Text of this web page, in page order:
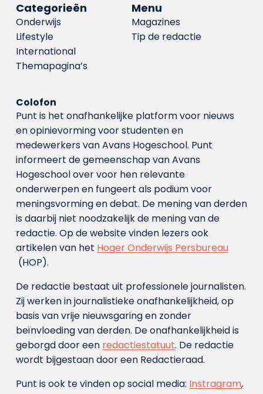
Menu
Magazines
Tip de redactie
Categorieën
Onderwijs
Lifestyle
International
Themapagina’s
Colofon
Punt is het onafhankelijke platform voor nieuws
en opinievorming voor studenten en
medewerkers van Avans Hoge­school. Punt
informeert de gemeenschap van Avans
Hogeschool over voor hen relevante
onderwerpen en fungeert als podium voor
meningsvorming en debat. De mening van derden
is daarbij niet noodzakelijk de mening van de
redactie. Op de website vinden lezers ook
artikelen van het Hoger Onderwijs Persbureau
(HOP).
De redactie bestaat uit professionele journalisten.
Zij werken in journalistieke onafhankelijkheid, op
basis van vrije nieuwsgaring en zonder
beïnvloeding van derden. De onafhankelijkheid is
geborgd door een redactiestatuut. De redactie
wordt bijgestaan door een Redactieraad.
Punt is ook te vinden op social media: Instragram,